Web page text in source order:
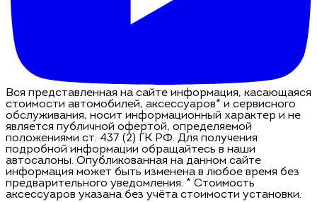
Вся представленная на сайте информация, касающаяся
стоимости автомобилей, аксессуаров* и сервисного
обслуживания, носит информационный характер и не
является публичной офертой, определяемой
положениями ст. 437 (2) ГК РФ. Для получения
подробной информации обращайтесь в наши
автосалоны. Опубликованная на данном сайте
информация может быть изменена в любое время без
предварительного уведомления. * Стоимость
аксессуаров указана без учёта стоимости установки.